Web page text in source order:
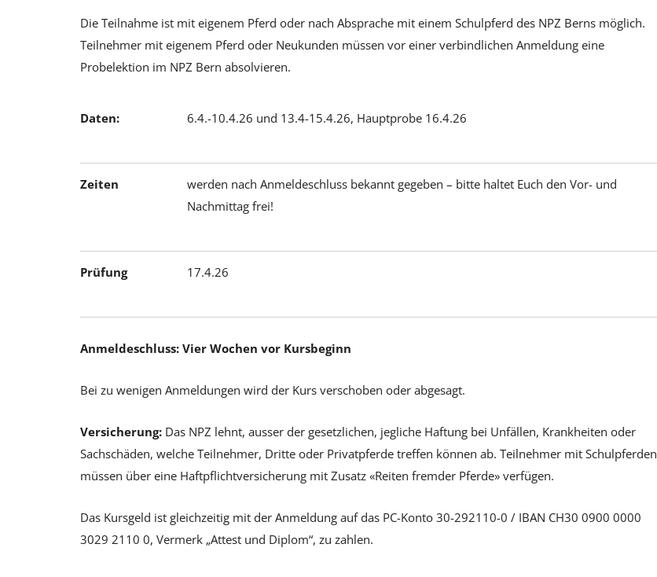
Die Teilnahme ist mit eigenem Pferd oder nach Absprache mit einem Schulpferd des NPZ Berns möglich.
Teilnehmer mit eigenem Pferd oder Neukunden müssen vor einer verbindlichen Anmeldung eine
Probelektion im NPZ Bern absolvieren.
Daten: 6.4.-10.4.26 und 13.4-15.4.26, Hauptprobe 16.4.26
Zeiten
werden nach Anmeldeschluss bekannt gegeben – bitte haltet Euch den Vor- und
Nachmittag frei!
Prüfung 17.4.26
Anmeldeschluss: Vier Wochen vor Kursbeginn
Bei zu wenigen Anmeldungen wird der Kurs verschoben oder abgesagt.
Versicherung: Das NPZ lehnt, ausser der gesetzlichen, jegliche Haftung bei Unfällen, Krankheiten oder
Sachschäden, welche Teilnehmer, Dritte oder Privatpferde treffen können ab. Teilnehmer mit Schulpferden
müssen über eine Haftpflichtversicherung mit Zusatz «Reiten fremder Pferde» verfügen.
Das Kursgeld ist gleichzeitig mit der Anmeldung auf das PC-Konto 30-292110-0 / IBAN CH30 0900 0000
3029 2110 0, Vermerk „Attest und Diplom“, zu zahlen.